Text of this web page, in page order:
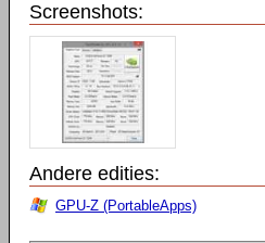
Screenshots:
Andere edities:
GPU-Z (PortableApps)